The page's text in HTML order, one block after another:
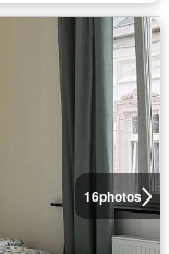
16photos